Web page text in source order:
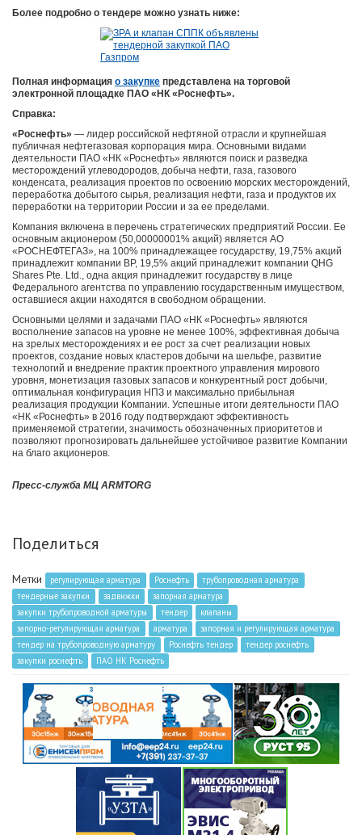
Более подробно о тендере можно узнать ниже:
Полная информация о закупке представлена на торговой
электронной площадке ПАО «НК «Роснефть».
Справка:
«Роснефть» — лидер российской нефтяной отрасли и крупнейшая
публичная нефтегазовая корпорация мира. Основными видами
деятельности ПАО «НК «Роснефть» являются поиск и разведка
месторождений углеводородов, добыча нефти, газа, газового
конденсата, реализация проектов по освоению морских месторождений,
переработка добытого сырья, реализация нефти, газа и продуктов их
переработки на территории России и за ее пределами.
Компания включена в перечень стратегических предприятий России. Ее
основным акционером (50,00000001% акций) является АО
«РОСНЕФТЕГАЗ», на 100% принадлежащее государству, 19,75% акций
принадлежит компании BP, 19,5% акций принадлежит компании QHG
Shares Pte. Ltd., одна акция принадлежит государству в лице
Федерального агентства по управлению государственным имуществом,
оставшиеся акции находятся в свободном обращении.
Основными целями и задачами ПАО «НК «Роснефть» являются
восполнение запасов на уровне не менее 100%, эффективная добыча
на зрелых месторождениях и ее рост за счет реализации новых
проектов, создание новых кластеров добычи на шельфе, развитие
технологий и внедрение практик проектного управления мирового
уровня, монетизация газовых запасов и конкурентный рост добычи,
оптимальная конфигурация НПЗ и максимально прибыльная
реализация продукции Компании. Успешные итоги деятельности ПАО
«НК «Роснефть» в 2016 году подтверждают эффективность
применяемой стратегии, значимость обозначенных приоритетов и
позволяют прогнозировать дальнейшее устойчивое развитие Компании
на благо акционеров.
Пресс-служба МЦ ARMTORG
Поделиться
Метки регулирующая арматура Роснефть
трубопроводная арматура
тендерные закупки
задвижки
запорная арматура
закупки трубопроводной арматуры
тендер
клапаны
запорно-регулирующая арматура
арматура
запорная и регулирующая арматура
тендер на трубопроводную арматуру
Роснефть тендер
тендер роснефть
закупки роснефть
ПАО НК Роснефть